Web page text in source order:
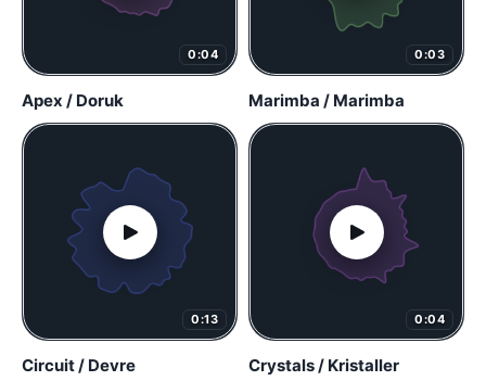
0:04
Apex / Doruk
0:03
Marimba / Marimba
0:13
Circuit / Devre
0:04
Crystals / Kristaller